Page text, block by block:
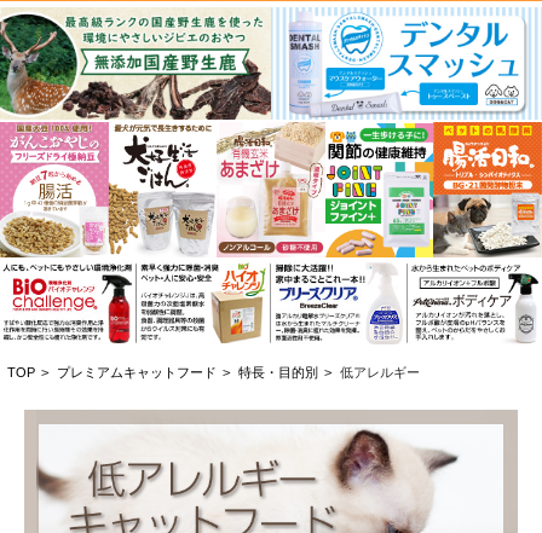
TOP > プレミアムキャットフード > 特長・目的別 > 低アレルギー